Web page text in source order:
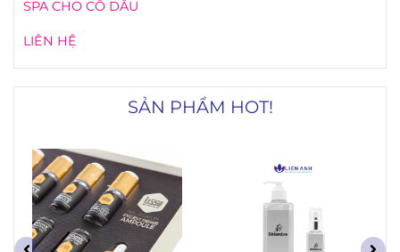
SPA CHO CÔ DÂU
LIÊN HỆ
SẢN PHẨM HOT!